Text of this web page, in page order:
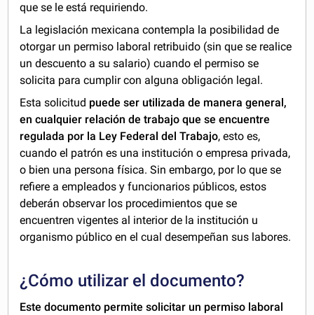
que se le está requiriendo.
La legislación mexicana contempla la posibilidad de
otorgar un permiso laboral retribuido (sin que se realice
un descuento a su salario) cuando el permiso se
solicita para cumplir con alguna obligación legal.
Esta solicitud puede ser utilizada de manera general,
en cualquier relación de trabajo que se encuentre
regulada por la Ley Federal del Trabajo, esto es,
cuando el patrón es una institución o empresa privada,
o bien una persona física. Sin embargo, por lo que se
refiere a empleados y funcionarios públicos, estos
deberán observar los procedimientos que se
encuentren vigentes al interior de la institución u
organismo público en el cual desempeñan sus labores.
¿Cómo utilizar el documento?
Este documento permite solicitar un permiso laboral